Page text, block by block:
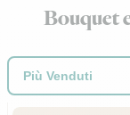
Bouquet